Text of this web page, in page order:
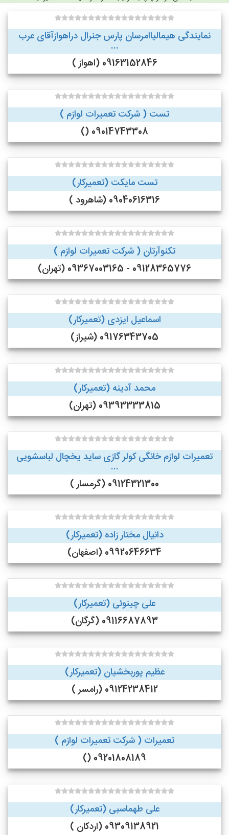
نمایندگی هیمالیاامرسان پارس جنرال دراهوازآقای عرب
...
09163152846 (اهواز )
تست ( شرکت تعمیرات لوازم )
09014743308 ()
تست مایکت (تعمیرکار)
09040616316 (شاهرود )
تکنوآرتان ( شرکت تعمیرات لوازم )
09128365776 - 09367003165 (تهران)
اسماعیل ایزدی (تعمیرکار)
09176343705 (شیراز)
محمد آدینه (تعمیرکار)
09393333815 (تهران)
تعمیرات لوازم خانگی کولر گازی ساید یخچال لباسشویی
...
09124321300 (گرمسار )
دانیال مختار زاده (تعمیرکار)
09920646634 (اصفهان)
علی چینوئی (تعمیرکار)
09116687893 (گرگان)
عظیم پوربخشیان (تعمیرکار)
09124238412 (رامسر )
تعمیرات ( شرکت تعمیرات لوازم )
09201808189 ()
علی طهماسبی (تعمیرکار)
09309138921 (اردکان )